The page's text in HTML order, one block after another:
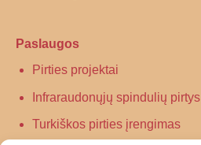
Paslaugos
Pirties projektai
Infraraudonųjų spindulių pirtys
Turkiškos pirties įrengimas